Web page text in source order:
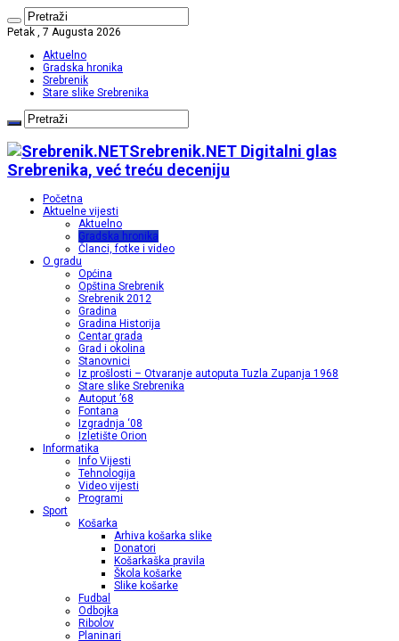
Petak , 7 Augusta 2026
Aktuelno
Gradska hronika
Srebrenik
Stare slike Srebrenika
Srebrenik.NET Digitalni glas
Srebrenika, već treću deceniju
Početna
Aktuelne vijesti
Aktuelno
Gradska hronika
Članci, fotke i video
O gradu
Općina
Opština Srebrenik
Srebrenik 2012
Gradina
Gradina Historija
Centar grada
Grad i okolina
Stanovnici
Iz prošlosti – Otvaranje autoputa Tuzla Zupanja 1968
Stare slike Srebrenika
Autoput ’68
Fontana
Izgradnja ‘08
Izletište Orion
Informatika
Info Vijesti
Tehnologija
Video vijesti
Programi
Sport
Košarka
Arhiva košarka slike
Donatori
Košarkaška pravila
Škola košarke
Slike košarke
Fudbal
Odbojka
Ribolov
Planinari